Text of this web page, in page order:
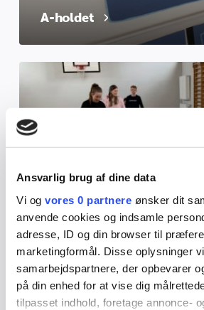
Ansvarlig brug af dine data
Vi og vores 0 partnere ønsker dit
anvende cookies og indsamle
adresse, ID og din browser til
marketingformål. Disse oplysninger
samarbejdspartnere, der opbevarer
på din enhed for at vise dig
tilpasset indhold, foretage annonce-
A-holdet
Idéholdet